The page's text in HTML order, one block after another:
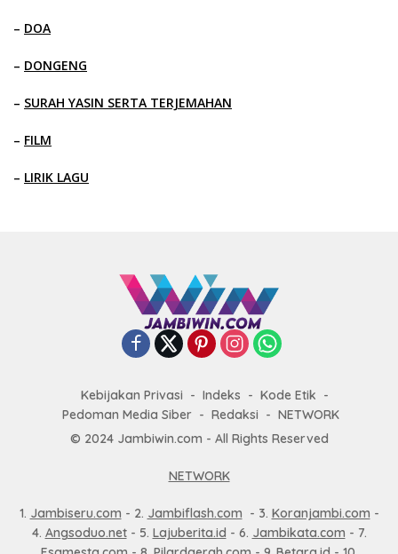
– DOA
– DONGENG
– SURAH YASIN SERTA TERJEMAHAN
– FILM
– LIRIK LAGU
Kebijakan Privasi Indeks
Kode Etik
Pedoman Media Siber
Redaksi
NETWORK
© 2024 Jambiwin.com - All Rights Reserved
NETWORK
1. Jambiseru.com - 2. Jambiflash.com - 3. Koranjambi.com -
4. Angsoduo.net- 5. Lajuberita.id - 6. Jambikata.com - 7.